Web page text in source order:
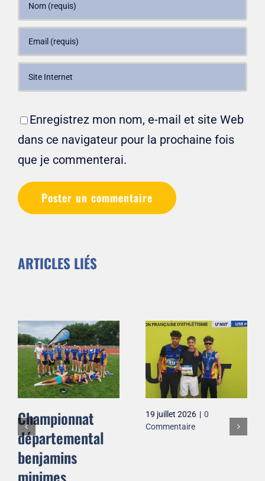
Enregistrez mon nom, e-mail et site Web
dans ce navigateur pour la prochaine fois
que je commenterai.
ARTICLES LIÉS
Championnat
départemental
benjamins
19 juillet 2026 | 0
Commentaire